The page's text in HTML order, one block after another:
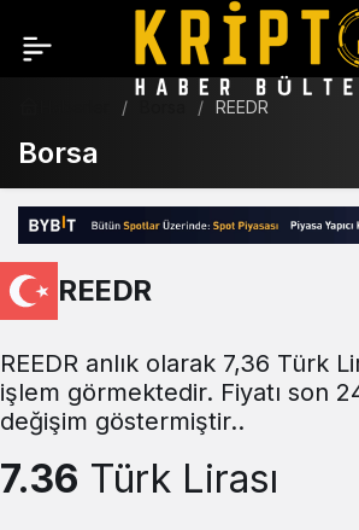
REEDR
Borsa
REEDR
REEDR anlık olarak 7,36 Türk
işlem görmektedir. Fiyatı son
değişim göstermiştir..
7.36 Türk Lirası